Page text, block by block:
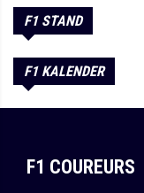
F1 STAND
F1 KALENDER
F1 COUREURS